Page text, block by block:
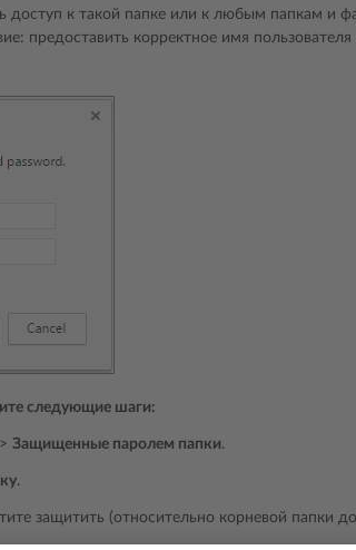
доступ к такой папке или к любым папкам и
предоставить корректное имя
следующие шаги:
> Защищенные паролем папки.
.
защитить (относительно корневой папки